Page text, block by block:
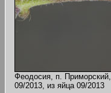
Феодосия, п. Приморский,
09/2013, из яйца 09/2013